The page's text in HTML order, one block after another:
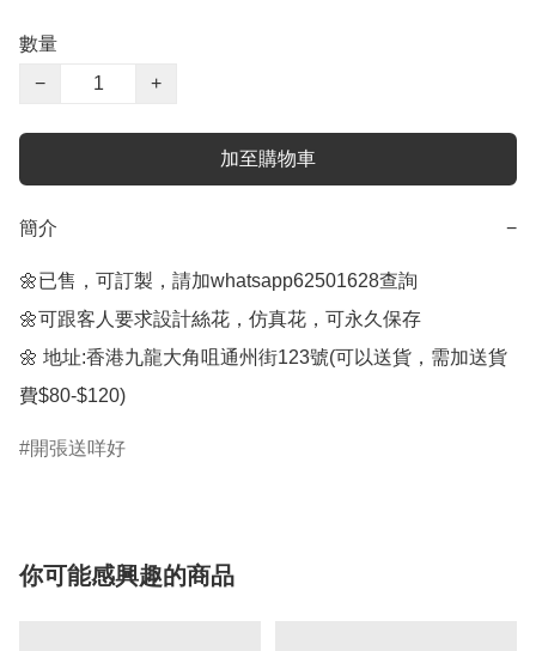
數量
−
+
加至購物車
簡介 −
🌼已售，可訂製，請加whatsapp62501628查詢
🌼可跟客人要求設計絲花，仿真花，可永久保存
🌼 地址:香港九龍大角咀通州街123號(可以送貨，需加送貨
費$80-$120)
開張送咩好
你可能感興趣的商品